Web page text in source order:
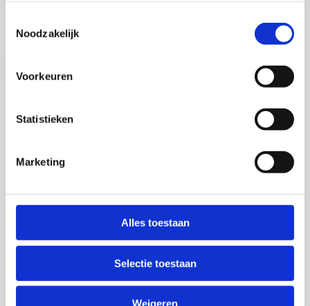
Noodzakelijk
Voorkeuren
Statistieken
Marketing
Alles toestaan
Selectie toestaan
Weigeren
Open Ebook